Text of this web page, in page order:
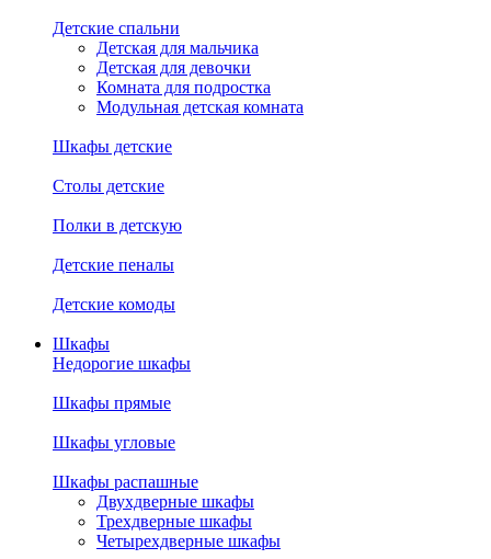
Детские спальни
Детская для мальчика
Детская для девочки
Комната для подростка
Модульная детская комната
Шкафы детские
Столы детские
Полки в детскую
Детские пеналы
Детские комоды
Шкафы
Недорогие шкафы
Шкафы прямые
Шкафы угловые
Шкафы распашные
Двухдверные шкафы
Трехдверные шкафы
Четырехдверные шкафы